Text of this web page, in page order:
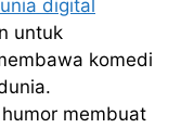
digital
untuk
komedi
membuat